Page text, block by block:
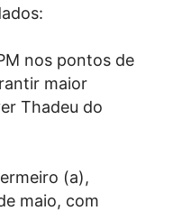
nos pontos de
maior
Thadeu do
(a),
maio, com